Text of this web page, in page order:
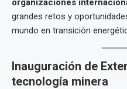
organizaciones
grandes retos y
mundo en transición
Inauguración de
tecnología minera